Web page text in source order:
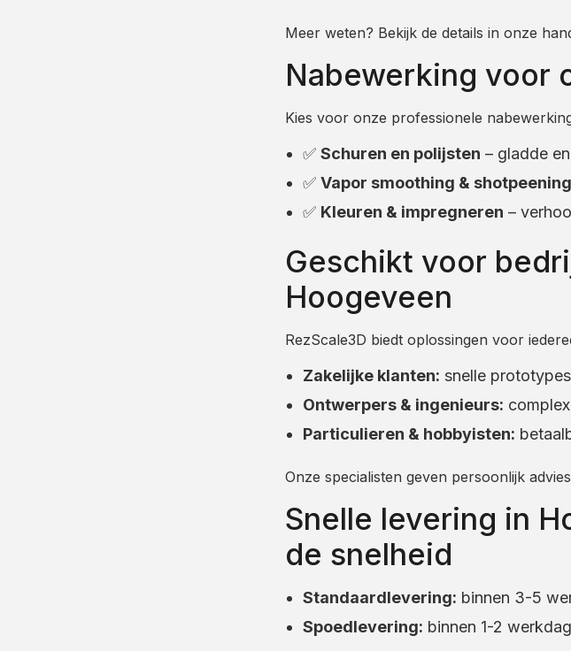
Meer weten? Bekijk de details in onze
Nabewerking voor
Kies voor onze professionele
✅ Schuren en polijsten – gladde
✅ Vapor smoothing & shotpeening
✅ Kleuren & impregneren –
Geschikt voor
Hoogeveen
RezScale3D biedt oplossingen voor
Zakelijke klanten: snelle
Ontwerpers & ingenieurs:
Particulieren & hobbyisten:
Onze specialisten geven persoonlijk
Snelle levering in
de snelheid
Standaardlevering: binnen 3-5
Spoedlevering: binnen 1-2